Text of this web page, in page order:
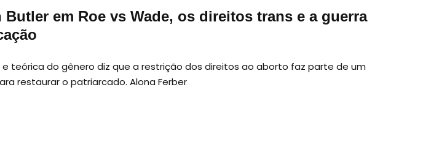
em Roe vs Wade, os direitos trans e a guerra
e teórica do gênero diz que a restrição dos direitos ao aborto faz parte de um
restaurar o patriarcado. Alona Ferber